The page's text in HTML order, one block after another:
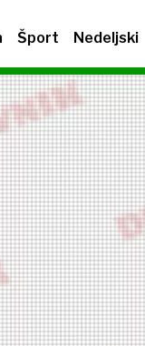
Šport Nedeljski